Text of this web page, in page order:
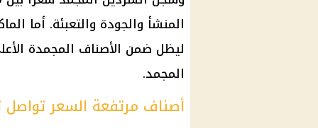
ليظل ضمن الأصناف المجمدة
المجمد.
أصناف مرتفعة السعر